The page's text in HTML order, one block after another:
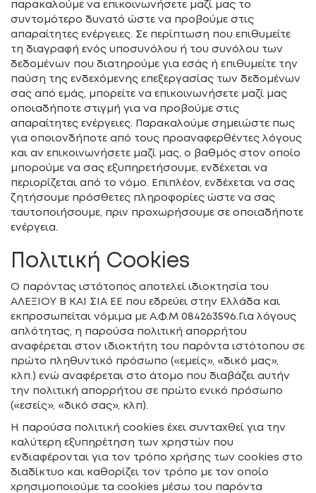
παρακαλούμε να επικοινωνήσετε μαζί μας το
συντομότερο δυνατό ώστε να προβούμε στις
απαραίτητες ενέργειες. Σε περίπτωση που επιθυμείτε
τη διαγραφή ενός υποσυνόλου ή του συνόλου των
δεδομένων που διατηρούμε για εσάς ή επιθυμείτε την
παύση της ενδεχόμενης επεξεργασίας των δεδομένων
σας από εμάς, μπορείτε να επικοινωνήσετε μαζί μας
οποιαδήποτε στιγμή για να προβούμε στις
απαραίτητες ενέργειες. Παρακαλούμε σημειώστε πως
για οποιονδήποτε από τους προαναφερθέντες λόγους
και αν επικοινωνήσετε μαζί μας, ο βαθμός στον οποίο
μπορούμε να σας εξυπηρετήσουμε, ενδέχεται να
περιορίζεται από το νόμο. Επιπλέον, ενδέχεται να σας
ζητήσουμε πρόσθετες πληροφορίες ώστε να σας
ταυτοποιήσουμε, πριν προχωρήσουμε σε οποιαδήποτε
ενέργεια.
Πολιτική Cookies
Ο παρόντας ιστότοπος αποτελεί ιδιοκτησία του
ΑΛΕΞΙΟΥ Β ΚΑΙ ΣΙΑ ΕΕ που εδρεύει στην Ελλάδα και
εκπροσωπείται νόμιμα με Α.Φ.Μ 084263596.Για λόγους
απλότητας, η παρούσα πολιτική απορρήτου
αναφέρεται στον ιδιοκτήτη του παρόντα ιστότοπου σε
πρώτο πληθυντικό πρόσωπο («εμείς», «δικό μας»,
κλπ.) ενώ αναφέρεται στο άτομο που διαβάζει αυτήν
την πολιτική απορρήτου σε πρώτο ενικό πρόσωπο
(«εσείς», «δικό σας», κλπ).
Η παρούσα πολιτική cookies έχει συνταχθεί για την
καλύτερη εξυπηρέτηση των χρηστών που
ενδιαφέρονται για τον τρόπο χρήσης των cookies στο
διαδίκτυο και καθορίζει τον τρόπο με τον οποίο
χρησιμοποιούμε τα cookies μέσω του παρόντα